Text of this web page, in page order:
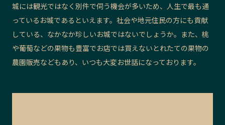
城には観光ではなく別件で伺う機会が多いため、人生で最も通
っているお城であるといえます。社会や地元住民の方にも貢献
している、なかなか珍しいお城ではないでしょうか。また、桃
や葡萄などの果物も豊富でお店では買えないとれたての果物の
農園販売などもあり、いつも大変お世話になっております。